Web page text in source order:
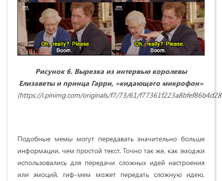
Рисунок 6. Вырезка из интервью королевы
Елизаветы и принца Гарри, «кидающего микрофон»
(https://i.pinimg.com/originals/f7/73/61/
Подобные мемы могут передавать значительно больше
информации, чем простой текст. Точно так же, как эмоджи
использовались для передачи сложных идей настроения
или эмоций, гиф-мем может передать сложную идею,